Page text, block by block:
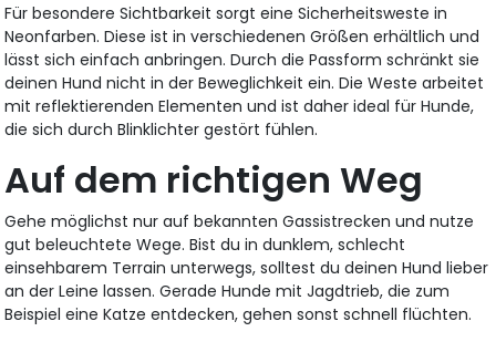
Für besondere Sichtbarkeit sorgt eine Sicherheitsweste in
Neonfarben. Diese ist in verschiedenen Größen erhältlich und
lässt sich einfach anbringen. Durch die Passform schränkt sie
deinen Hund nicht in der Beweglichkeit ein. Die Weste arbeitet
mit reflektierenden Elementen und ist daher ideal für Hunde,
die sich durch Blinklichter gestört fühlen.
Auf dem richtigen Weg
Gehe möglichst nur auf bekannten Gassistrecken und nutze
gut beleuchtete Wege. Bist du in dunklem, schlecht
einsehbarem Terrain unterwegs, solltest du deinen Hund lieber
an der Leine lassen. Gerade Hunde mit Jagdtrieb, die zum
Beispiel eine Katze entdecken, gehen sonst schnell flüchten.